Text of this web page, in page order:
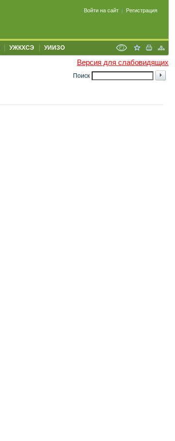
Войти на сайт | Регистрация
УЖКХСЭ УИИЗО
Версия для слабовидящих
Поиск